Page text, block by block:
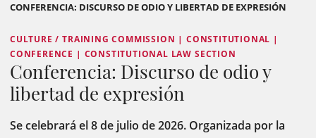
CONFERENCIA: DISCURSO DE ODIO Y LIBERTAD DE EXPRESIÓN
CULTURE / TRAINING COMMISSION | CONSTITUTIONAL |
CONFERENCE | CONSTITUTIONAL LAW SECTION
Conferencia: Discurso de odio y
libertad de expresión
Se celebrará el 8 de julio de 2026. Organizada por la